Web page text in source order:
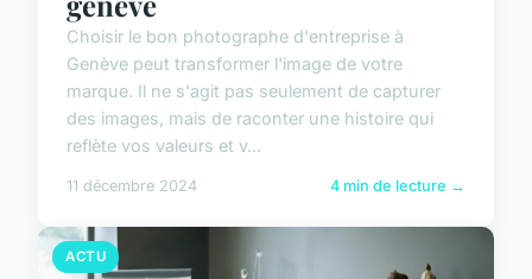
Choisir le bon photographe d'entreprise à
Genève peut transformer l'image de votre
marque. Il ne s'agit pas seulement de capturer
des images, mais de raconter une histoire qui
reflète vos valeurs et v...
11 décembre 2024 4 min de lecture →
ACTU